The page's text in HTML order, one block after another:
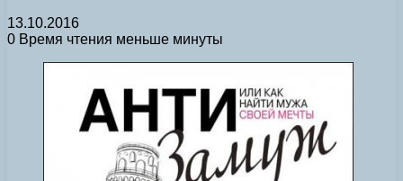
13.10.2016
0 Время чтения меньше минуты